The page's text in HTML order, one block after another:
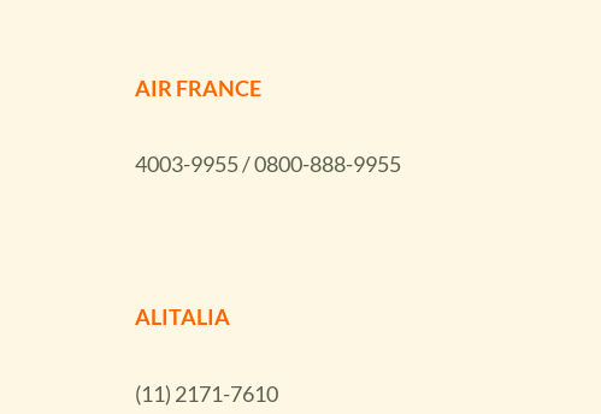
AIR FRANCE
4003-9955 / 0800-888-9955
ALITALIA
(11) 2171-7610